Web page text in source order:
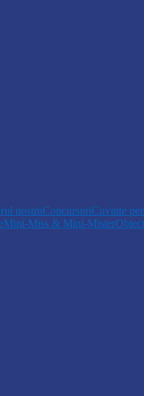
nostruConcursuriCuvinte
Mini-Miss & Mini-Mister